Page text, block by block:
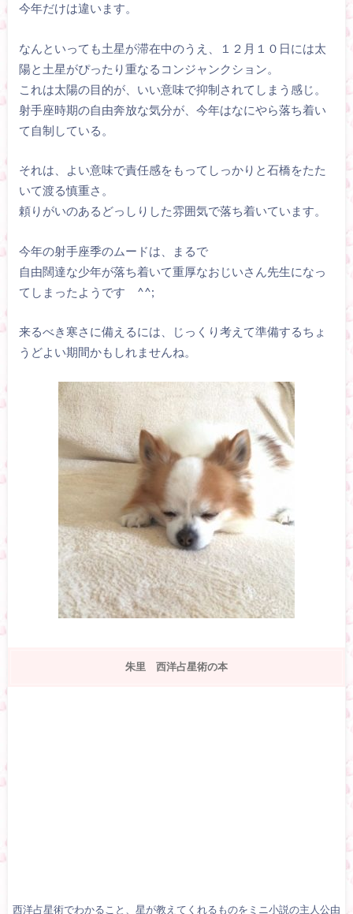
今年だけは違います。
なんといっても土星が滞在中のうえ、１２月１０日には太
陽と土星がぴったり重なるコンジャンクション。
これは太陽の目的が、いい意味で抑制されてしまう感じ。
射手座時期の自由奔放な気分が、今年はなにやら落ち着い
て自制している。
それは、よい意味で責任感をもってしっかりと石橋をたた
いて渡る慎重さ。
頼りがいのあるどっしりした雰囲気で落ち着いています。
今年の射手座季のムードは、まるで
自由闊達な少年が落ち着いて重厚なおじいさん先生になっ
てしまったようです ^^;
来るべき寒さに備えるには、じっくり考えて準備するちょ
うどよい期間かもしれませんね。
朱里 西洋占星術の本
西洋占星術でわかること、星が教えてくれるものをミニ小説の主人公由